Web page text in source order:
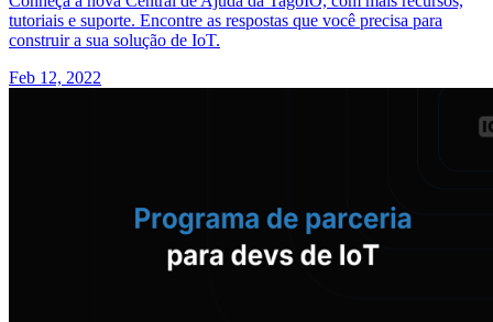
tutoriais e suporte. Encontre as respostas que você precisa para
construir a sua solução de IoT.
Feb 12, 2022